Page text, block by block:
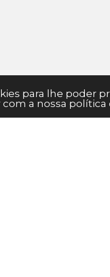
para lhe poder
a nossa política